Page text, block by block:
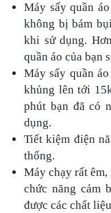
Máy sấy quần
không bị bám
khi sử dụng.
quần áo của bạn
Máy sấy quần
khủng lên tới
phút bạn đã có
dụng.
Tiết kiệm điện
thống.
Máy chạy rất êm,
chức năng cảm
được các chất